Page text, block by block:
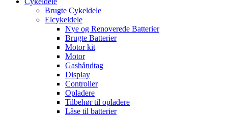
Brugte Cykeldele
Elcykeldele
Nye og Renoverede Batterier
Brugte Batterier
Motor kit
Motor
Gashåndtag
Display
Controller
Opladere
Tilbehør til opladere
Låse til batterier